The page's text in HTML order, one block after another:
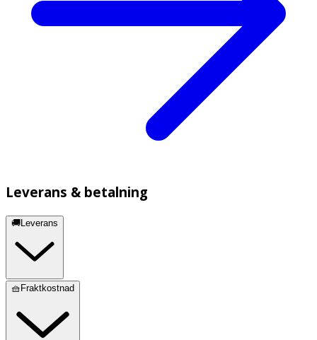
Leverans & betalning
🚚Leverans
🧺Fraktkostnad